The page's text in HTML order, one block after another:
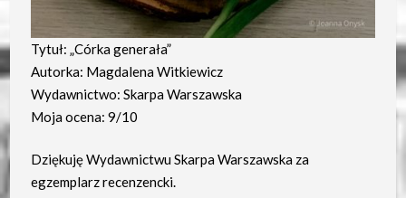
Tytuł: „Córka generała”
Autorka: Magdalena Witkiewicz
Wydawnictwo: Skarpa Warszawska
Moja ocena: 9/10
Dziękuję Wydawnictwu Skarpa Warszawska za
egzemplarz recenzencki.